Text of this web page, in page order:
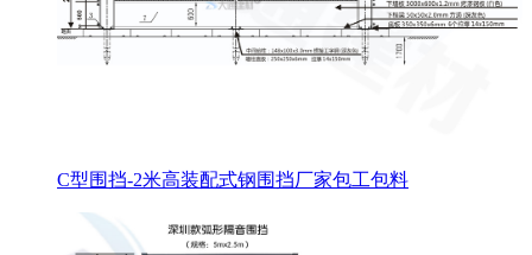
C型围挡-2米高装配式钢围挡厂家包工包料